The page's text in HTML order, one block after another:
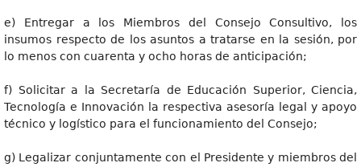
e) Entregar a los Miembros del Consejo Consultivo, los
insumos respecto de los asuntos a tratarse en la sesión, por
lo menos con cuarenta y ocho horas de anticipación;
f) Solicitar a la Secretaría de Educación Superior, Ciencia,
Tecnología e Innovación la respectiva asesoría legal y apoyo
técnico y logístico para el funcionamiento del Consejo;
g) Legalizar conjuntamente con el Presidente y miembros del